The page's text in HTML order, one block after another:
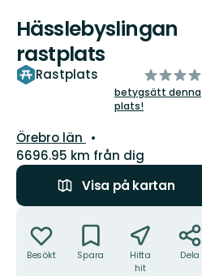
Hässlebyslingan
rastplats
Rastplats
av
5
stjärnor
betygsätt denna
plats!
Län:
Örebro län
6696.95 km från dig
Visa på kartan
Besökt Spara
Hitta
hit
Dela